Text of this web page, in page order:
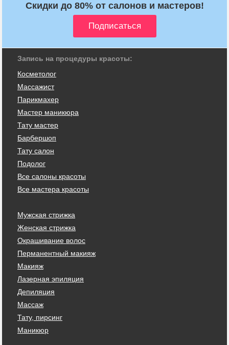
Скидки до 80% от салонов и мастеров!
Запись на процедуры красоты:
Косметолог
Массажист
Парикмахер
Мастер маникюра
Тату мастер
Барбершоп
Тату салон
Подолог
Все салоны красоты
Все мастера красоты
Мужская стрижка
Женская стрижка
Окрашивание волос
Перманентный макияж
Макияж
Лазерная эпиляция
Депиляция
Массаж
Тату, пирсинг
Маникюр